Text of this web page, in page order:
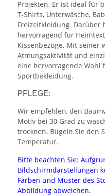
Projekten. Er ist ideal für
T-Shirts, Unterwäsche,
Freizeitkleidung. Darüber
hervorragend für
Kissenbezüge. Mit seiner
Atmungsaktivität und
eine hervorragende Wahl
Sportbekleidung.
PFLEGE:
Wir empfehlen, den
Motiv bei 30 Grad zu
trocknen. Bügeln Sie den
Temperatur.
Bitte beachten Sie:
Bildschirmdarstellungen
Farben und Muster des
Abbildung abweichen.